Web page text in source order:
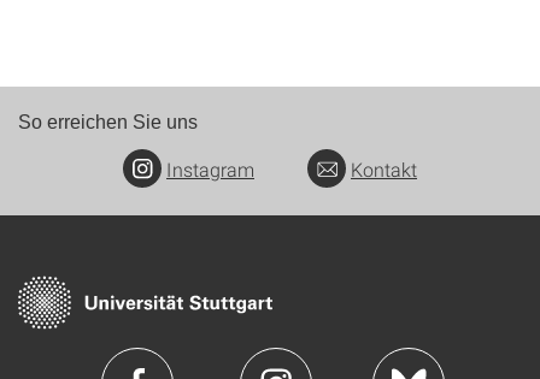
So erreichen Sie uns
Instagram Kontakt